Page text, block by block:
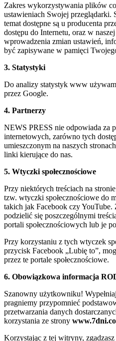
Zakres wykorzystywania plików
ustawieniach Swojej przeglądarki.
temat dostępne są u producenta
dostępu do Internetu, oraz w
wprowadzenia zmian ustawień,
być zapisywane w pamięci
3. Statystyki
Do analizy statystyk www
przez Google.
4. Partnerzy
NEWS PRESS nie odpowiada za
internetowych, zarówno tych
umieszczonym na naszych
linki kierujące do nas.
5. Wtyczki społecznościowe
Przy niektórych treściach na
tzw. wtyczki społecznościowe do
takich jak Facebook czy
podzielić się poszczególnymi
portali społecznościowych lub je
Przy korzystaniu z tych wtyczek
przycisk Facebook „Lubię to”,
przez te portale społecznościowe.
6. Obowiązkowa informacja
Szanowny użytkowniku!
pragniemy przypomnieć
przetwarzania danych
korzystania ze strony
Korzystając z tej witryny,